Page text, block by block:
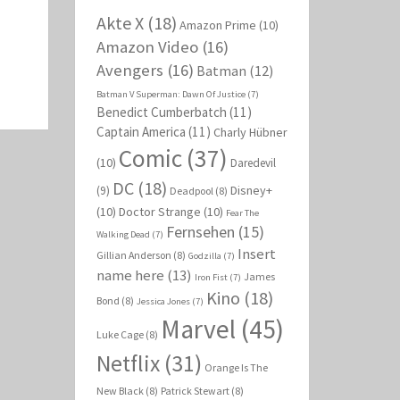
Akte X(18) Amazon Prime (10)
Amazon Video(16)
Avengers (16) Batman (12)
Batman V Superman: Dawn Of Justice(7)
Benedict Cumberbatch (11)
Captain America (11) Charly Hübner
(10) Comic(37) Daredevil
(9) DC(18) Deadpool(8) Disney+
(10) Doctor Strange (10) Fear The
Walking Dead (7) Fernsehen (15)
Gillian Anderson (8) Godzilla (7) Insert
name here (13) Iron Fist(7) James
Bond (8) Jessica Jones(7) Kino (18)
Luke Cage(8) Marvel (45)
Netflix(31) Orange Is The
New Black(8) Patrick Stewart(8)